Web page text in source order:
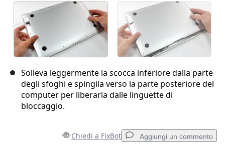
Solleva leggermente la scocca inferiore dalla parte
degli sfoghi e spingila verso la parte posteriore del
computer per liberarla dalle linguette di
bloccaggio.
Chiedi a FixBot Aggiungi un commento